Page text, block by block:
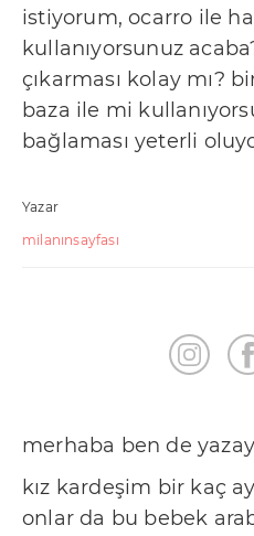
istiyorum, ocarro ile
kullanıyorsunuz
çıkarması kolay mı?
baza ile mi
bağlaması yeterli
Yazar
milanınsayfası
merhaba ben de
kız kardeşim bir kaç
onlar da bu bebek